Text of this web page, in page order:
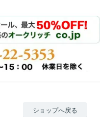
ショップへ戻る